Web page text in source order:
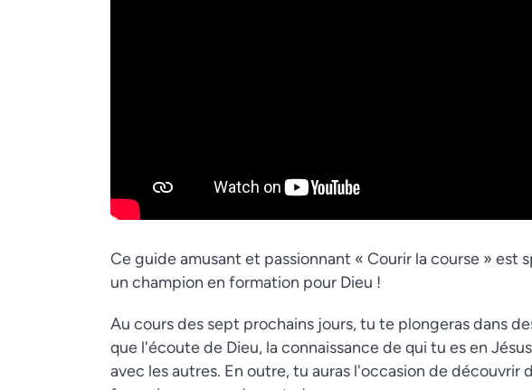
Ce guide amusant et passionnant « Courir la course » est
un champion en formation pour Dieu !
Au cours des sept prochains jours, tu te plongeras dans
que l'écoute de Dieu, la connaissance de qui tu es en
avec les autres. En outre, tu auras l'occasion de découvrir